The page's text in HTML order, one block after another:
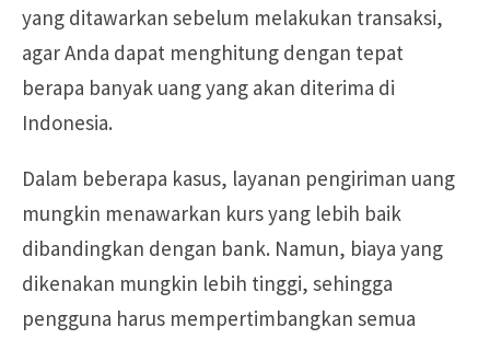
yang ditawarkan sebelum melakukan transaksi,
agar Anda dapat menghitung dengan tepat
berapa banyak uang yang akan diterima di
Indonesia.
Dalam beberapa kasus, layanan pengiriman uang
mungkin menawarkan kurs yang lebih baik
dibandingkan dengan bank. Namun, biaya yang
dikenakan mungkin lebih tinggi, sehingga
pengguna harus mempertimbangkan semua